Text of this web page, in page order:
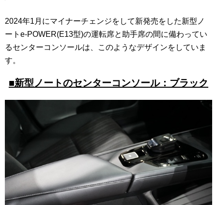
2024年1月にマイナーチェンジをして新発売をした新型ノ
ートe-POWER(E13型)の運転席と助手席の間に備わってい
るセンターコンソールは、このようなデザインをしていま
す。
■新型ノートのセンターコンソール：ブラック